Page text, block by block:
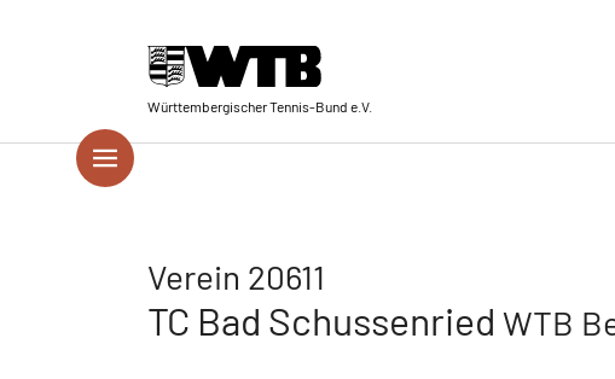
Württembergischer Tennis-Bund e.V.
Verein 20611
TC Bad Schussenried WTB